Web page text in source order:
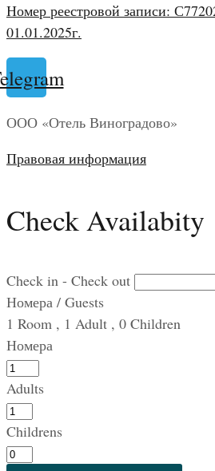
Номер реестровой записи:
01.01.2025г.
ООО «Отель Виноградово»
Правовая информация
Check Availabity
Check in - Check out
Номера / Guests
1 Room , 1 Adult , 0 Children
Номера
Adults
Childrens